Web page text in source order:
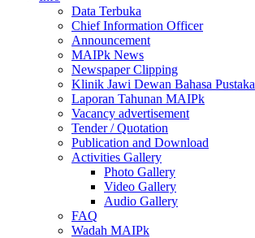
Data Terbuka
Chief Information Officer
Announcement
MAIPk News
Newspaper Clipping
Klinik Jawi Dewan Bahasa Pustaka
Laporan Tahunan MAIPk
Vacancy advertisement
Tender / Quotation
Publication and Download
Activities Gallery
Photo Gallery
Video Gallery
Audio Gallery
FAQ
Wadah MAIPk